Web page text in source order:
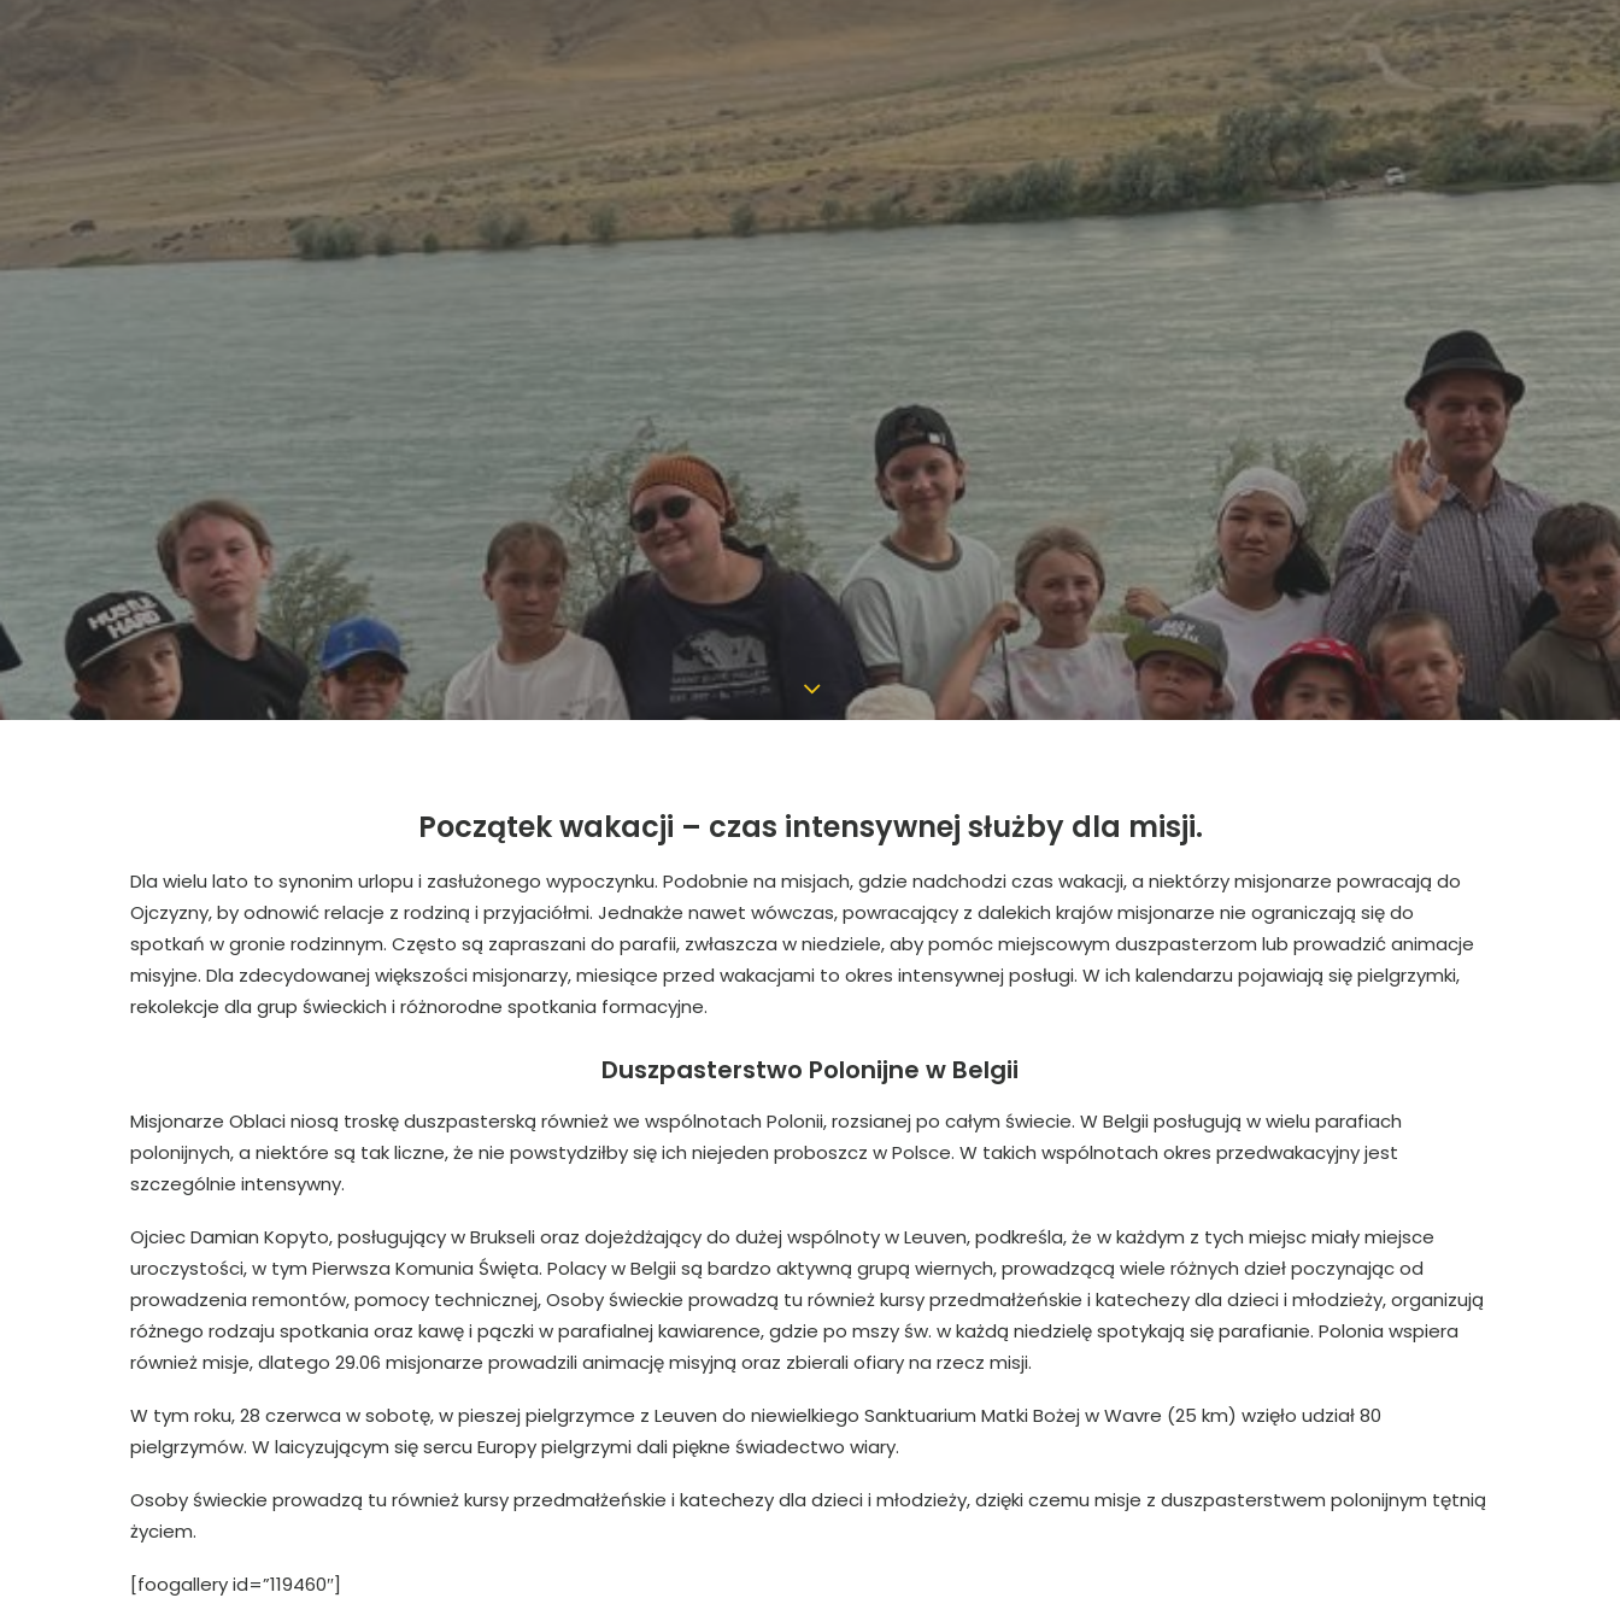
Początek wakacji – czas intensywnej służby dla misji.
Dla wielu lato to synonim urlopu i zasłużonego wypoczynku. Podobnie na misjach, gdzie nadchodzi czas wakacji, a niektórzy misjonarze powracają do
Ojczyzny, by odnowić relacje z rodziną i przyjaciółmi. Jednakże nawet wówczas, powracający z dalekich krajów misjonarze nie ograniczają się do
spotkań w gronie rodzinnym. Często są zapraszani do parafii, zwłaszcza w niedziele, aby pomóc miejscowym duszpasterzom lub prowadzić animacje
misyjne. Dla zdecydowanej większości misjonarzy, miesiące przed wakacjami to okres intensywnej posługi. W ich kalendarzu pojawiają się pielgrzymki,
rekolekcje dla grup świeckich i różnorodne spotkania formacyjne.
Duszpasterstwo Polonijne w Belgii
Misjonarze Oblaci niosą troskę duszpasterską również we wspólnotach Polonii, rozsianej po całym świecie. W Belgii posługują w wielu parafiach
polonijnych, a niektóre są tak liczne, że nie powstydziłby się ich niejeden proboszcz w Polsce. W takich wspólnotach okres przedwakacyjny jest
szczególnie intensywny.
Ojciec Damian Kopyto, posługujący w Brukseli oraz dojeżdżający do dużej wspólnoty w Leuven, podkreśla, że w każdym z tych miejsc miały miejsce
uroczystości, w tym Pierwsza Komunia Święta. Polacy w Belgii są bardzo aktywną grupą wiernych, prowadzącą wiele różnych dzieł poczynając od
prowadzenia remontów, pomocy technicznej, Osoby świeckie prowadzą tu również kursy przedmałżeńskie i katechezy dla dzieci i młodzieży, organizują
różnego rodzaju spotkania oraz kawę i pączki w parafialnej kawiarence, gdzie po mszy św. w każdą niedzielę spotykają się parafianie. Polonia wspiera
również misje, dlatego 29.06 misjonarze prowadzili animację misyjną oraz zbierali ofiary na rzecz misji.
W tym roku, 28 czerwca w sobotę, w pieszej pielgrzymce z Leuven do niewielkiego Sanktuarium Matki Bożej w Wavre (25 km) wzięło udział 80
pielgrzymów. W laicyzującym się sercu Europy pielgrzymi dali piękne świadectwo wiary.
Osoby świeckie prowadzą tu również kursy przedmałżeńskie i katechezy dla dzieci i młodzieży, dzięki czemu misje z duszpasterstwem polonijnym tętnią
życiem.
[foogallery id=”119460″]